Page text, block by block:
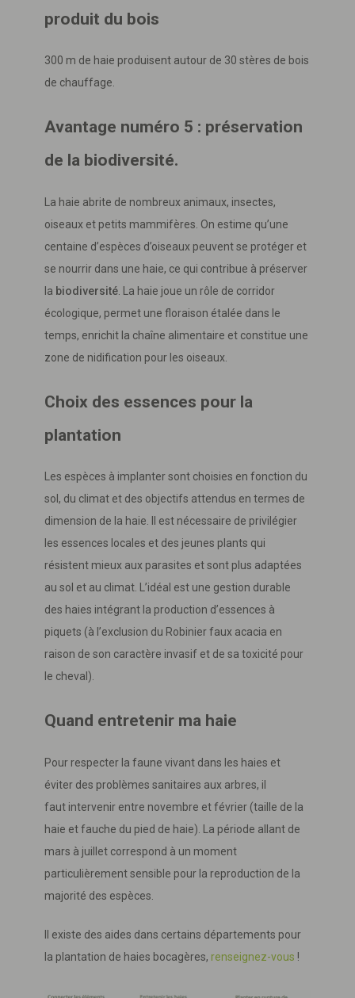
produit du bois
300 m de haie produisent autour de 30 stères de bois
de chauffage.
Avantage numéro 5 : préservation
de la biodiversité.
La haie abrite de nombreux animaux, insectes,
oiseaux et petits mammifères. On estime qu’une
centaine d’espèces d’oiseaux peuvent se protéger et
se nourrir dans une haie, ce qui contribue à préserver
la biodiversité . La haie joue un rôle de corridor
écologique, permet une floraison étalée dans le
temps, enrichit la chaîne alimentaire et constitue une
zone de nidification pour les oiseaux.
Choix des essences pour la
plantation
Les espèces à implanter sont choisies en fonction du
sol, du climat et des objectifs attendus en termes de
dimension de la haie. Il est nécessaire de privilégier
les essences locales et des jeunes plants qui
résistent mieux aux parasites et sont plus adaptées
au sol et au climat. L’idéal est une gestion durable
des haies intégrant la production d’essences à
piquets (à l’exclusion du Robinier faux acacia en
raison de son caractère invasif et de sa toxicité pour
le cheval).
Quand entretenir ma haie
Pour respecter la faune vivant dans les haies et
éviter des problèmes sanitaires aux arbres, il
faut intervenir entre novembre et février (taille de la
haie et fauche du pied de haie). La période allant de
mars à juillet correspond à un moment
particulièrement sensible pour la reproduction de la
majorité des espèces.
Il existe des aides dans certains départements pour
la plantation de haies bocagères, renseignez-vous !